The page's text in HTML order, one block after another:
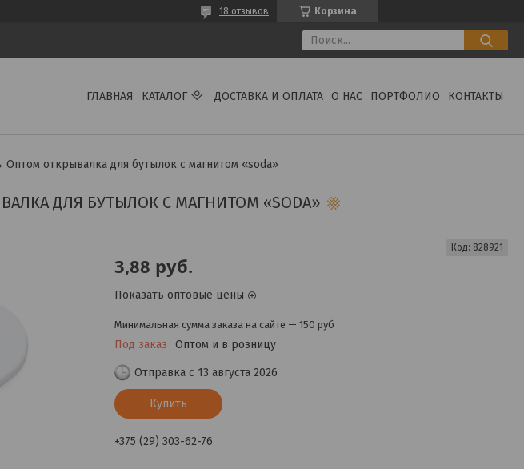
Корзина
18 отзывов
ГЛАВНАЯ КАТАЛОГ ДОСТАВКА И ОПЛАТА О НАС ПОРТФОЛИО КОНТАКТЫ
Оптом открывалка для бутылок с магнитом «soda»
ДЛЯ БУТЫЛОК С МАГНИТОМ «SODA»
3,88 руб.
Показать оптовые цены
Минимальная сумма заказа на сайте — 150 руб
Под заказ Оптом и в розницу
Код: 828921
Отправка с 13 августа 2026
Купить
+375 (29) 303-62-76